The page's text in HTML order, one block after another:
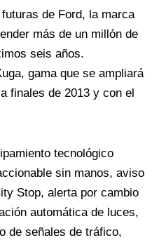
de Ford, la marca
más de un millón de
seis años.
gama que se ampliará
finales de 2013 y con el
tecnológico
sin manos, aviso
Stop, alerta por cambio
automática de luces,
de señales de tráfico,